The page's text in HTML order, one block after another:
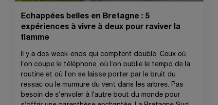
Echappées belles en Bretagne : 5
expériences à vivre à deux pour raviver la
flamme
Il y a des week-ends qui comptent double. Ceux où
l’on coupe le téléphone, où l’on oublie le tempo de la
routine et où l’on se laisse porter par le bruit du
ressac ou le murmure du vent dans les arbres. Pas
besoin de s’envoler à l’autre bout du monde pour